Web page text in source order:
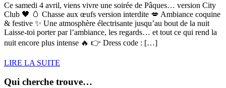
Ce samedi 4 avril, viens vivre une soirée de Pâques… version City
Club 🖤 🥚 Chasse aux œufs version interdite 💋 Ambiance coquine
& festive ✨ Une atmosphère électrisante jusqu’au bout de la nuit
Laisse-toi porter par l’ambiance, les regards… et tout ce qui rend la
nuit encore plus intense 🔥 👉 Dress code : […]
LIRE LA SUITE
Qui cherche trouve…